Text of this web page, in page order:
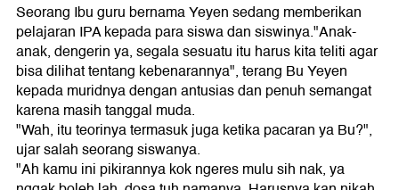
Seorang Ibu guru bernama Yeyen sedang memberikan
pelajaran IPA kepada para siswa dan siswinya."Anak-
anak, dengerin ya, segala sesuatu itu harus kita teliti agar
bisa dilihat tentang kebenarannya", terang Bu Yeyen
kepada muridnya dengan antusias dan penuh semangat
karena masih tanggal muda.
"Wah, itu teorinya termasuk juga ketika pacaran ya Bu?",
ujar salah seorang siswanya.
"Ah kamu ini pikirannya kok ngeres mulu sih nak, ya